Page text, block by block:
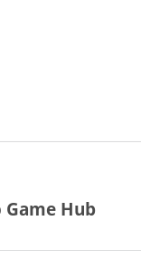
Game Hub